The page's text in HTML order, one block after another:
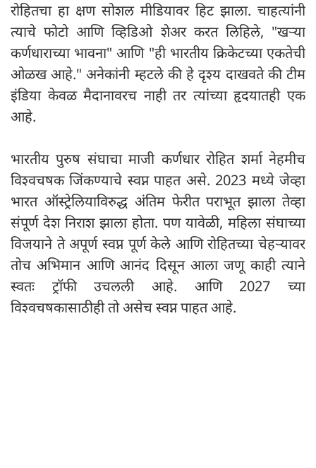
रोहितचा हा क्षण सोशल मीडियावर हिट झाला. चाहत्यांनी
त्याचे फोटो आणि व्हिडिओ शेअर करत लिहिले, "खऱ्या
कर्णधाराच्या भावना" आणि "ही भारतीय क्रिकेटच्या एकतेची
ओळख आहे." अनेकांनी म्हटले की हे दृश्य दाखवते की टीम
इंडिया केवळ मैदानावरच नाही तर त्यांच्या हृदयातही एक
आहे.
भारतीय पुरुष संघाचा माजी कर्णधार रोहित शर्मा नेहमीच
विश्वचषक जिंकण्याचे स्वप्न पाहत असे. 2023 मध्ये जेव्हा
भारत ऑस्ट्रेलियाविरुद्ध अंतिम फेरीत पराभूत झाला तेव्हा
संपूर्ण देश निराश झाला होता. पण यावेळी, महिला संघाच्या
विजयाने ते अपूर्ण स्वप्न पूर्ण केले आणि रोहितच्या चेहऱ्यावर
तोच अभिमान आणि आनंद दिसून आला जणू काही त्याने
स्वतः ट्रॉफी उचलली आहे. आणि 2027 च्या
विश्वचषकासाठीही तो असेच स्वप्न पाहत आहे.